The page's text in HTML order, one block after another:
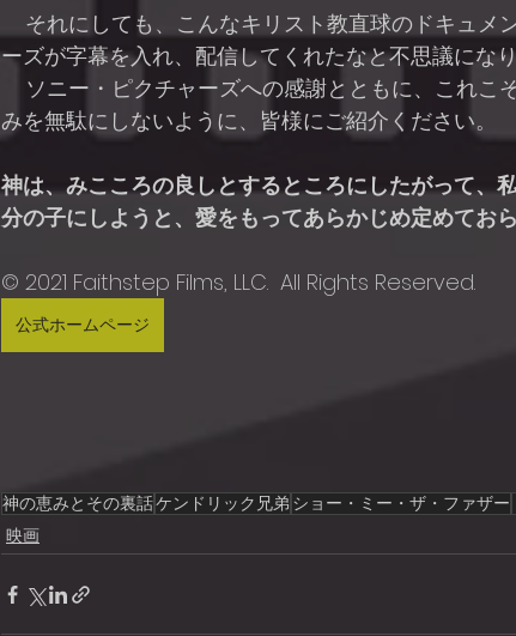
ーズが字幕を入れ、配信してくれたなと不思議になり
みを無駄にしないように、皆様にご紹介ください。
神は、みこころの良しとするところにしたがって、
分の子にしようと、愛をもってあらかじめ定めてお
© 2021 Faithstep Films, LLC.  All Rights Reserved.
公式ホームページ
神の恵みとその裏話ケンドリック兄弟 ショー・ミー・ザ・ファザー
映画